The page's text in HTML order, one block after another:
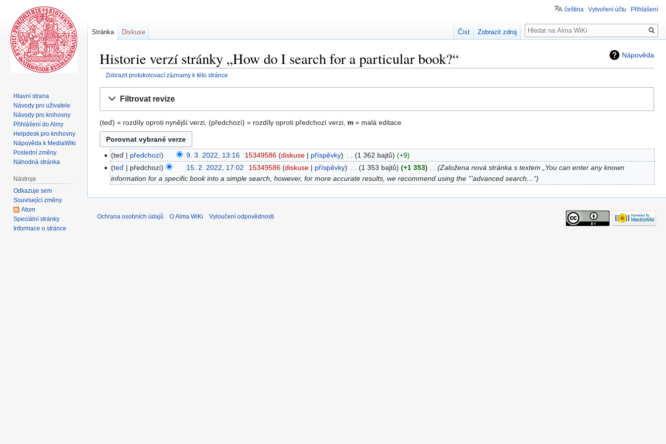
Nápověda
Historie verzí stránky „How do I search for a particular book?“
Zobrazit protokolovací záznamy k této stránce
Filtrovat revize
(teď) = rozdíly oproti nynější verzi, (předchozí) = rozdíly oproti předchozí verzi, m = malá editace
teď předchozí 9. 3. 2022, 13:16 15349586 diskuse příspěvky 1 362 bajtů
+9
teď
předchozí 15. 2. 2022, 17:02 15349586 diskuse příspěvky 1 353 bajtů +1 353
Založena nová stránka s textem „You can enter any known
information for a specific book into a simple search, however, for more accurate results, we recommend using the '''advanced search…“
čeština Vytvoření účtu Přihlášení
Stránka Diskuse Číst Zobrazit zdroj
Hledat
Hlavní strana
Návody pro uživatele
Návody pro knihovny
Přihlášení do Almy
Helpdesk pro knihovny
Nápověda k MediaWiki
Poslední změny
Náhodná stránka
Nástroje
Odkazuje sem
Související změny
Atom
Speciální stránky
Informace o stránce
Ochrana osobních údajů O Alma WiKi Vyloučení odpovědnosti